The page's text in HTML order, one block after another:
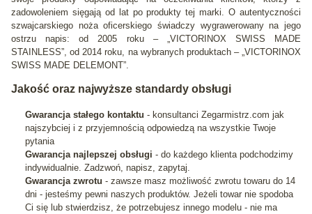
zadowoleniem sięgają od lat po produkty tej marki. O autentyczności
szwajcarskiego noża oficerskiego świadczy wygrawerowany na jego
ostrzu napis: od 2005 roku – „VICTORINOX SWISS MADE
STAINLESS”, od 2014 roku, na wybranych produktach – „VICTORINOX
SWISS MADE DELEMONT”.
Jakość oraz najwyższe standardy obsługi
Gwarancja stałego kontaktu - konsultanci Zegarmistrz.com jak
najszybciej i z przyjemnością odpowiedzą na wszystkie Twoje
pytania
Gwarancja najlepszej obsługi - do każdego klienta podchodzimy
indywidualnie. Zadzwoń, napisz, zapytaj.
Gwarancja zwrotu - zawsze masz możliwość zwrotu towaru do 14
dni - jesteśmy pewni naszych produktów. Jeżeli towar nie spodoba
Ci się lub stwierdzisz, że potrzebujesz innego modelu - nie ma